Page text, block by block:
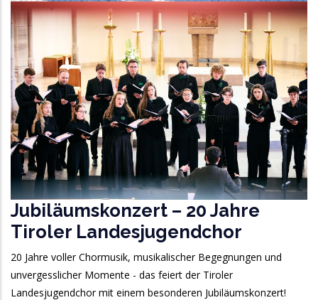
Jubiläumskonzert – 20 Jahre
Tiroler Landesjugendchor
20 Jahre voller Chormusik, musikalischer Begegnungen und
unvergesslicher Momente - das feiert der Tiroler
Landesjugendchor mit einem besonderen Jubiläumskonzert!